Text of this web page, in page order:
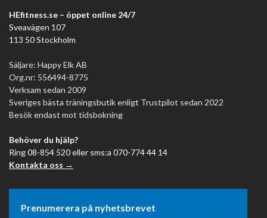
HEfitness.se – öppet online 24/7
Sveavägen 107
113 50 Stockholm
Säljare: Happy Elk AB
Org.nr: 556494-8775
Verksam sedan 2009
Sveriges bästa träningsbutik enligt Trustpilot sedan 2022
Besök endast mot tidsbokning
Behöver du hjälp?
Ring 08-854 520 eller sms:a 070-774 44 14
Kontakta oss →
Prenumerera på nyhetsbrevet